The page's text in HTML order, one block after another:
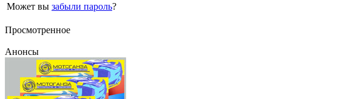
Может вы забыли пароль?
Просмотренное
Анонсы